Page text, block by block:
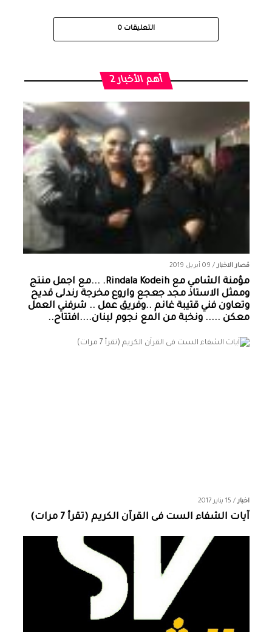
التعليقات 0
أهم الأخبار 2
قصار الاخبار/ 09 أبريل 2019
مؤمنة الشامي‏ مع ‏‎Rindala Kodeih‎‏. ...مع اجمل منتج
وممثل الاستاذ مجد جعجع واروع مخرجة رندلى قديح
وتعاون فني قتيبة غانم ..وفريق عمل .. شرفني العمل
معكن ..... ونخبة من المع نجوم لبنان....افتتاح..
اخبار/ 15 يناير 2017
آيات الشفاء الست فى القرآن الكريم (تقرأ 7 مرات)